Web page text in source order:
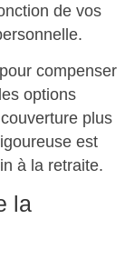
de vos
pour compenser
options
plus
est
à la retraite.
la